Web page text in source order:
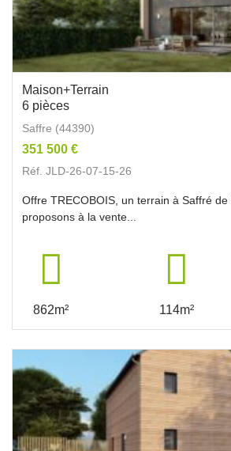
Maison+Terrain
6 pièces
Saffre (44390)
351 500 €
Réf. JLD-26-07-15-26
Offre TRECOBOIS, un terrain à Saffré de
proposons à la vente...
862m² 114m²